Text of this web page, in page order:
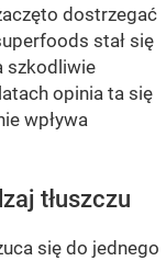
dostrzegać
stał się
szkodliwie
opinia ta się
wpływa
tłuszczu
się do jednego